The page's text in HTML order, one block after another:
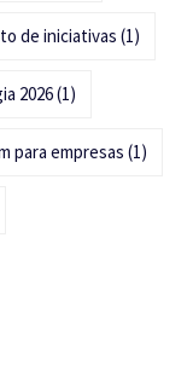
de iniciativas (1)
2026(1)
para empresas (1)